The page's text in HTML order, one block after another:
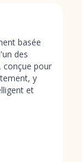
basée
des
, conçue pour
y
et